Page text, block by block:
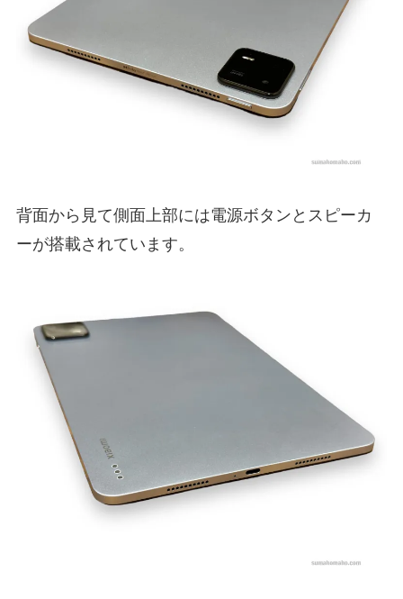
背面から見て側面上部には電源ボタンとスピーカ
ーが搭載されています。